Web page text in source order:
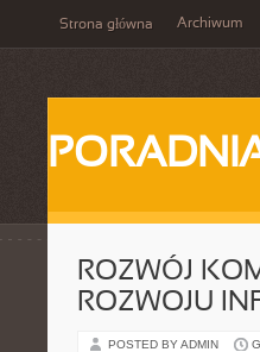
Strona główna Archiwum
ROZWÓJ
ROZWOJU
POSTED BY ADMIN